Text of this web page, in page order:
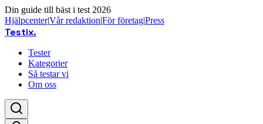
Din guide till bäst i test 2026
Hjälpcenter|Vår redaktion|För företag|Press
Testix.
Tester
Kategorier
Så testar vi
Om oss